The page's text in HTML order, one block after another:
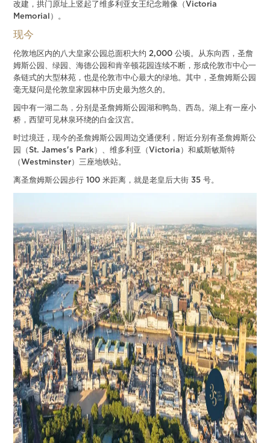
改建，拱门原址上竖起了维多利亚女王纪念雕像（Victoria
Memorial）。
现今
伦敦地区内的八大皇家公园总面积大约 2,000 公顷。从东向西，圣詹
姆斯公园、绿园、海德公园和肯辛顿花园连续不断，形成伦敦市中心一
条链式的大型林苑，也是伦敦市中心最大的绿地。其中，圣詹姆斯公园
毫无疑问是伦敦皇家园林中历史最为悠久的。
园中有一湖二岛，分别是圣詹姆斯公园湖和鸭岛、西岛。湖上有一座小
桥，西望可见林泉环绕的白金汉宫。
时过境迁，现今的圣詹姆斯公园周边交通便利，附近分别有圣詹姆斯公
园（St. James's Park）、维多利亚（Victoria）和威斯敏斯特
（Westminster）三座地铁站。
离圣詹姆斯公园步行 100 米距离，就是老皇后大街 35 号。